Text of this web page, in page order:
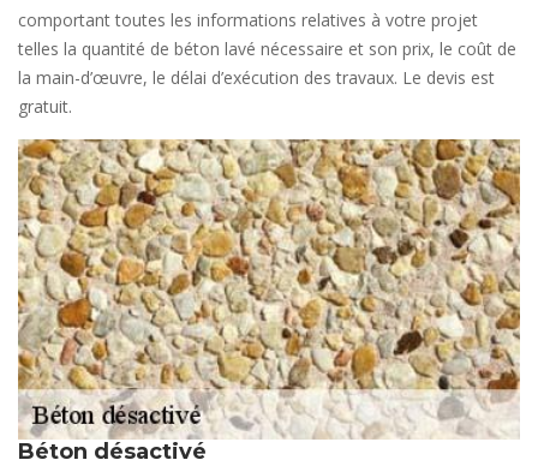
comportant toutes les informations relatives à votre projet
telles la quantité de béton lavé nécessaire et son prix, le coût de
la main-d’œuvre, le délai d’exécution des travaux. Le devis est
gratuit.
Béton désactivé